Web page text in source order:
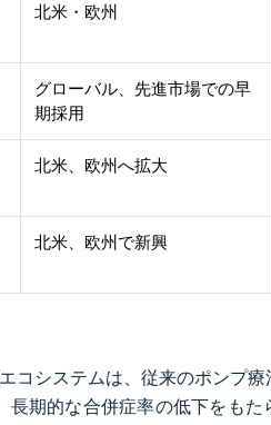
北米・欧州
グローバル、先進市場での早
期採用
北米、欧州へ拡大
北米、欧州で新興
コシステムは、従来のポンプ
期的な合併症率の低下をもた